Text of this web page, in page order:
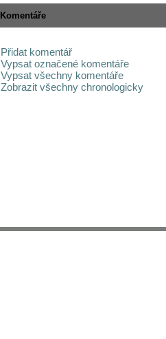
Komentáře
Přidat komentář
Vypsat označené komentáře
Vypsat všechny komentáře
Zobrazit všechny chronologicky